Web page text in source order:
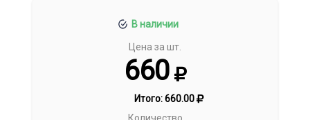
В наличии
Цена за шт.
660
Итого:660.00